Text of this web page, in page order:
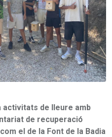
activitats de lleure amb
de recuperació
el de la Font de la Badia